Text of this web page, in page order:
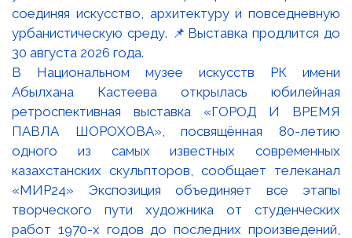
В Национальном музее искусств РК имени
Абылхана Кастеева открылась юбилейная
ретроспективная выставка «ГОРОД И ВРЕМЯ
ПАВЛА ШОРОХОВА», посвящённая 80-летию
одного из самых известных современных
казахстанских скульпторов, сообщает телеканал
«МИР24» Экспозиция объединяет все этапы
творческого пути художника от студенческих
работ 1970-х годов до последних произведений,